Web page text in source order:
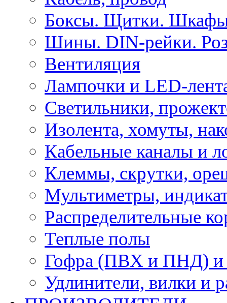
Боксы. Щитки.
Шины. DIN-рейки.
Вентиляция
Лампочки и LED-
Светильники,
Изолента, хомуты,
Кабельные каналы и
Клеммы, скрутки,
Мультиметры,
Распределительные
Теплые полы
Гофра (ПВХ и ПНД) и
Удлинители, вилки и